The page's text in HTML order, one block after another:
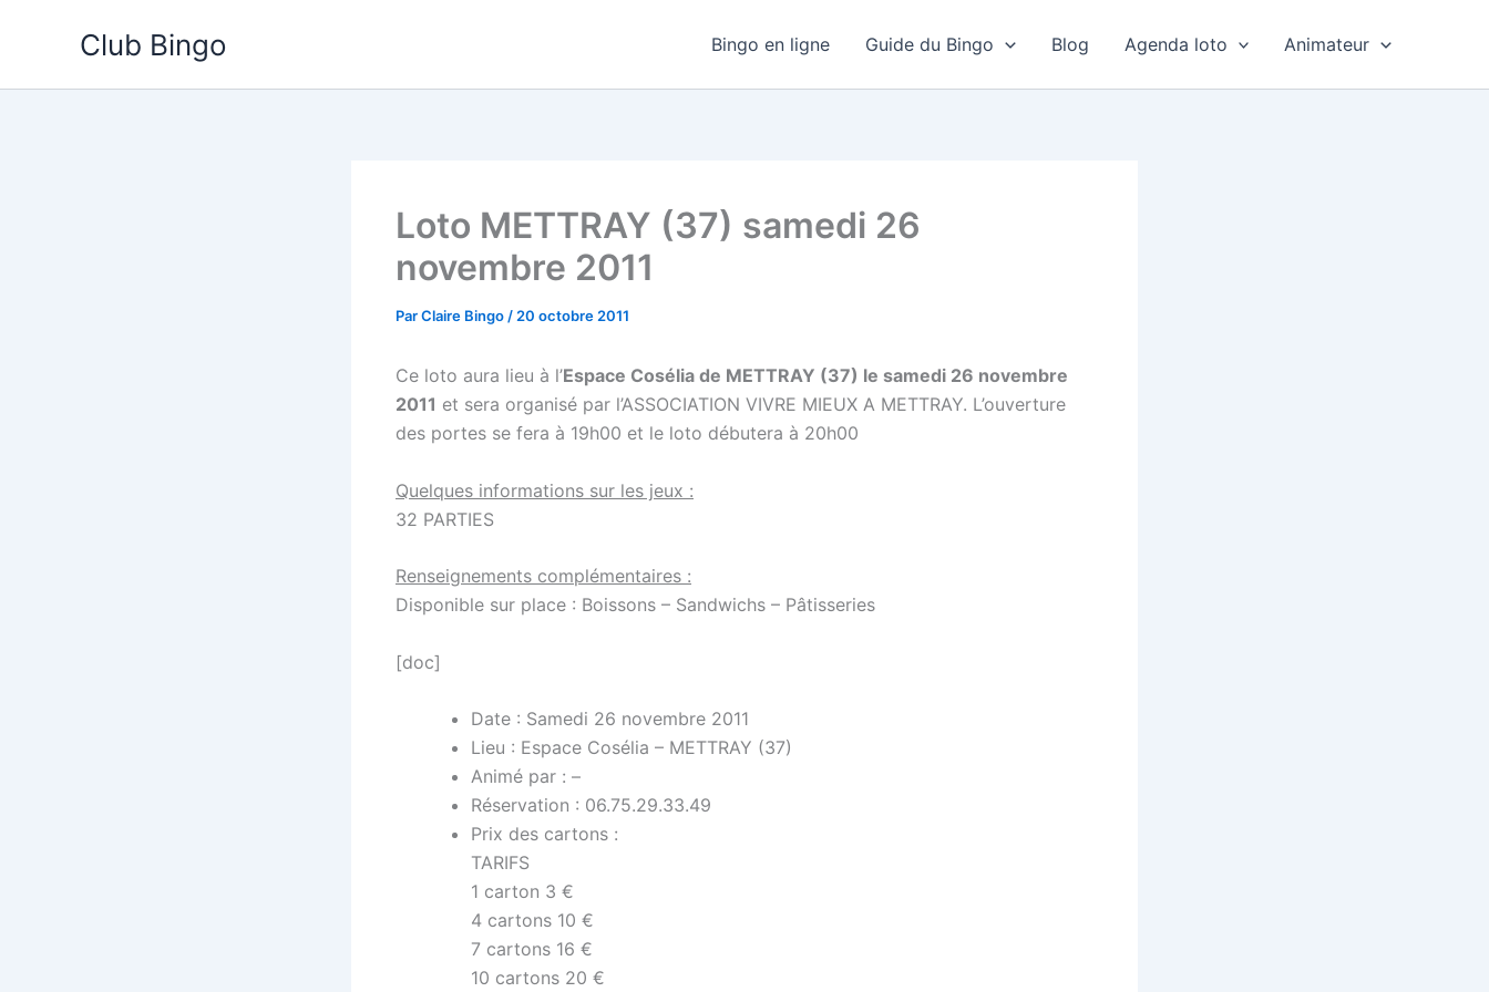
Club Bingo Bingo en ligne Guide du Bingo Blog Agenda loto Animateur
Loto METTRAY (37) samedi 26
novembre 2011
ParClaire Bingo / 20 octobre 2011
Ce loto aura lieu à l’Espace Cosélia de METTRAY (37) le samedi 26 novembre
2011 et sera organisé par l’ASSOCIATION VIVRE MIEUX A METTRAY. L’ouverture
des portes se fera à 19h00 et le loto débutera à 20h00
Quelques informations sur les jeux :
32 PARTIES
Renseignements complémentaires :
Disponible sur place : Boissons – Sandwichs – Pâtisseries
[doc]
Date : Samedi 26 novembre 2011
Lieu : Espace Cosélia – METTRAY (37)
Animé par : –
Réservation : 06.75.29.33.49
Prix des cartons :
TARIFS
1 carton 3 €
4 cartons 10 €
7 cartons 16 €
10 cartons 20 €